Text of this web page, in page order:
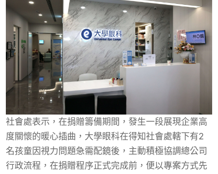
社會處表示，在捐贈籌備期間，發生一段展現企業高
度關懷的暖心插曲，大學眼科在得知社會處轄下有2
名孩童因視力問題急需配鏡後，主動積極協調總公司
行政流程，在捐贈程序正式完成前，便以專案方式先